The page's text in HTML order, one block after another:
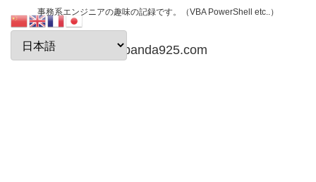
事務系エンジニアの趣味の記録です。（VBA PowerShell etc..）
papanda925.com